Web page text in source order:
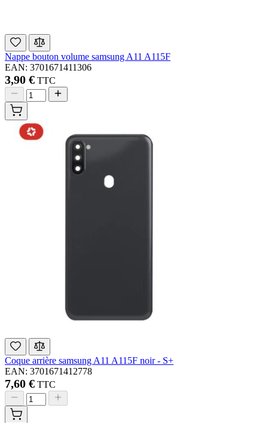
Nappe bouton volume samsung A11 A115F
EAN: 3701671411306
3,90 € TTC
Coque arrière samsung A11 A115F noir - S+
EAN: 3701671412778
7,60 € TTC